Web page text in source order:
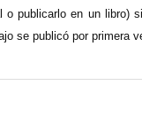
o publicarlo en un libro)
se publicó por primera